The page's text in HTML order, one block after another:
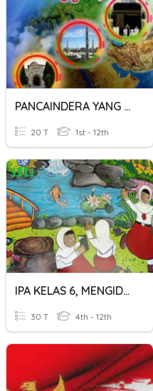
PANCAINDERA YANG DIMANFAATKAN
20 T 1st - 12th
IPA KELAS 6, MENGIDENTIFIKASI SIFAT MAGNET DALAM KEHIDUPAN
30 T 4th - 12th